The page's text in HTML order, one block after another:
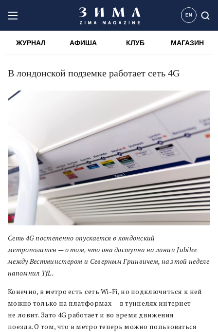
EN
ЖУРНАЛ АФИША КЛУБ МАГАЗИН
В лондонской подземке работает сеть 4G
Сеть 4G постепенно опускается в лондонский
метрополитен — о том, что она доступна на линии Jubilee
между Вестминстером и Северным Гринвичем, на этойнеделе
напомнил TfL.
Конечно, в метро есть сеть Wi-Fi, но подключиться к ней
можно только на платформах — в туннелях интернет
не ловит. Зато 4G работает и во время движения
поезда.О том, что в метро теперь можно пользоваться